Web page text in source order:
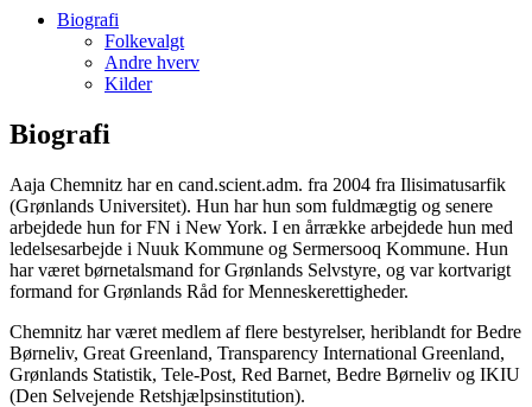
Biografi
Folkevalgt
Andre hverv
Kilder
Biografi
Aaja Chemnitz har en cand.scient.adm. fra 2004 fra Ilisimatusarfik
(Grønlands Universitet). Hun har hun som fuldmægtig og senere
arbejdede hun for FN i New York. I en årrække arbejdede hun med
ledelsesarbejde i Nuuk Kommune og Sermersooq Kommune. Hun
har været børnetalsmand for Grønlands Selvstyre, og var kortvarigt
formand for Grønlands Råd for Menneskerettigheder.
Chemnitz har været medlem af flere bestyrelser, heriblandt for Bedre
Børneliv, Great Greenland, Transparency International Greenland,
Grønlands Statistik, Tele-Post, Red Barnet, Bedre Børneliv og IKIU
(Den Selvejende Retshjælpsinstitution).